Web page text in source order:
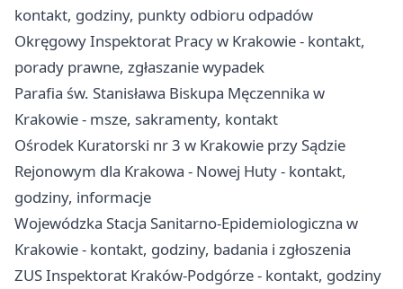
kontakt, godziny, punkty odbioru odpadów
Okręgowy Inspektorat Pracy w Krakowie - kontakt,
porady prawne, zgłaszanie wypadek
Parafia św. Stanisława Biskupa Męczennika w
Krakowie - msze, sakramenty, kontakt
Ośrodek Kuratorski nr 3 w Krakowie przy Sądzie
Rejonowym dla Krakowa - Nowej Huty - kontakt,
godziny, informacje
Wojewódzka Stacja Sanitarno-Epidemiologiczna w
Krakowie - kontakt, godziny, badania i zgłoszenia
ZUS Inspektorat Kraków-Podgórze - kontakt, godziny